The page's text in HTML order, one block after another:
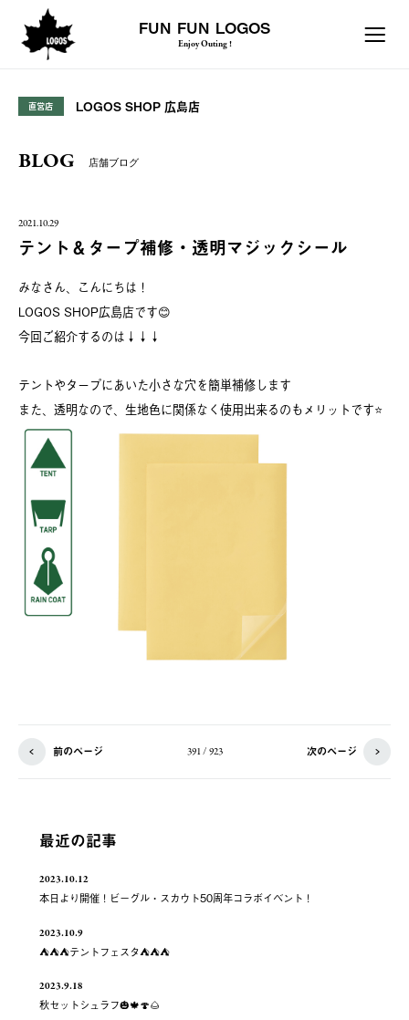
FUN FUN LOGOS
Enjoy Outing !
直営店 LOGOS SHOP 広島店
BLOG 店舗ブログ
2021.10.29
テント＆タープ補修・透明マジックシール
みなさん、こんにちは！
LOGOS SHOP広島店です😊
今回ご紹介するのは↓↓↓
テントやタープにあいた小さな穴を簡単補修します
また、透明なので、生地色に関係なく使用出来るのもメリットです⭐️
前のページ 391 / 923 次のページ
最近の記事
2023.10.12
本日より開催！ビーグル・スカウト50周年コラボイベント！
2023.10.9
⛺️⛺️⛺️テントフェスタ⛺️⛺️⛺️
2023.9.18
秋セットシュラフ🎃🍁🍄🌰